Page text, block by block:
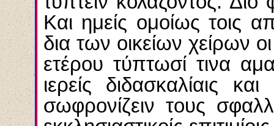
Και ημείς ομοίως τοις
δια των οικείων χείρων
ετέρου τύπτωσί τινα
ιερείς διδασκαλίαις
σωφρονίζειν τους